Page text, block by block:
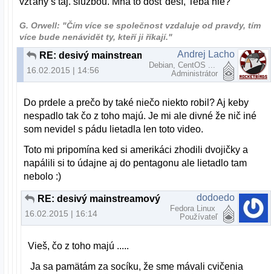
G. Orwell: "Čím více se společnost vzdaluje od pravdy, tím
více bude nenávidět ty, kteří ji říkají."
16.02.2015 | 14:56
Andrej Lacho
Debian, CentOS ...
Administrátor
Do prdele a prečo by také niečo niekto robil? Aj keby
nespadlo tak čo z toho majú. Je mi ale divné že nič iné
som nevidel s pádu lietadla len toto video.
Toto mi pripomína ked si amerikáci zhodili dvojičky a
napálili si to údajne aj do pentagonu ale lietadlo tam
nebolo :)
16.02.2015 | 16:14
dodoedo
Fedora Linux
Používateľ
Vieš, čo z toho majú .....
Ja sa pamätám za socíku, že sme mávali cvičenia